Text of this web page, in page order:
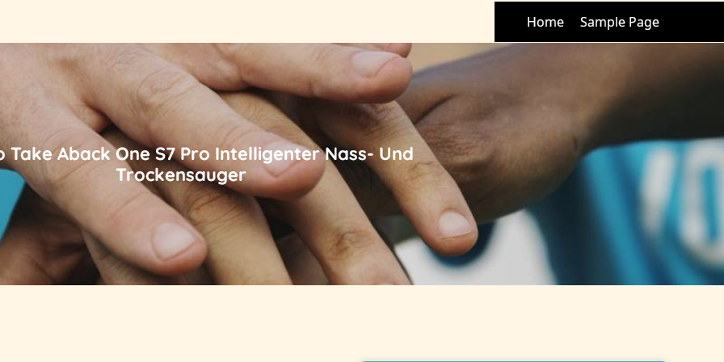
Home Sample Page
Take Aback One S7 Pro Intelligenter Nass- Und
Trockensauger